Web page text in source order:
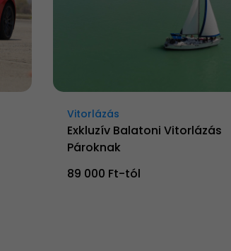
Vitorlázás
Exkluzív Balatoni Vitorlázás
Pároknak
89 000 Ft-tól